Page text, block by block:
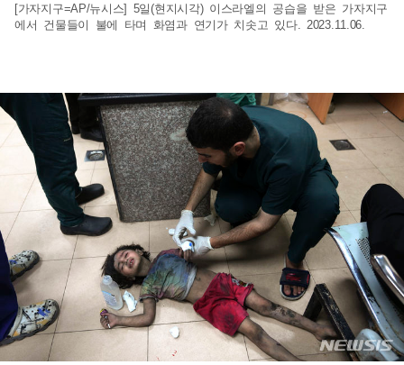
[가자지구=AP/뉴시스] 5일(현지시각) 이스라엘의 공습을 받은 가자지구
에서 건물들이 불에 타며 화염과 연기가 치솟고 있다. 2023.11.06.